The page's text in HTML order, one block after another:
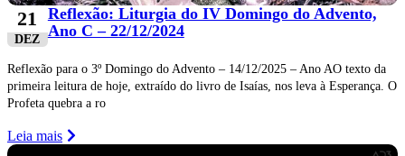
21
DEZ
Reflexão: Liturgia do IV Domingo do Advento,
Ano C – 22/12/2024
Reflexão para o 3º Domingo do Advento – 14/12/2025 – Ano AO texto da
primeira leitura de hoje, extraído do livro de Isaías, nos leva à Esperança. O
Profeta quebra a ro
Leia mais